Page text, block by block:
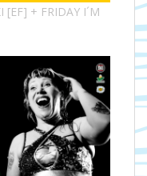
+ FRIDAY I´M